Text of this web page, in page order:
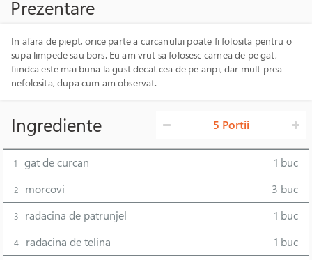
Prezentare
In afara de piept, orice parte a curcanului poate fi folosita pentru o
supa limpede sau bors. Eu am vrut sa folosesc carnea de pe gat,
fiindca este mai buna la gust decat cea de pe aripi, dar mult prea
nefolosita, dupa cum am observat.
Ingrediente 5 Portii
1 gat de curcan 1 buc
2 morcovi 3 buc
3 radacina de patrunjel 1 buc
4 radacina de telina 1 buc